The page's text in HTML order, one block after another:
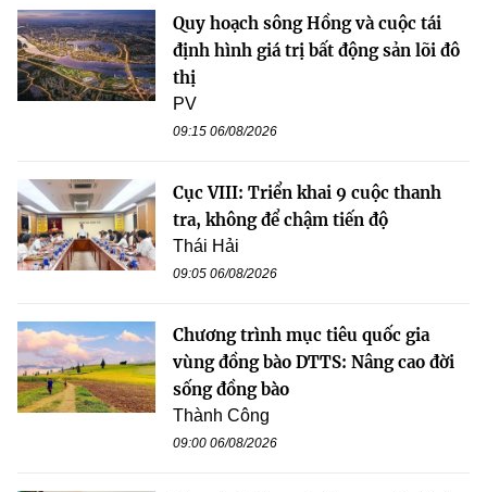
Quy hoạch sông Hồng và cuộc tái
định hình giá trị bất động sản lõi đô
thị
PV
09:15 06/08/2026
Cục VIII: Triển khai 9 cuộc thanh
tra, không để chậm tiến độ
Thái Hải
09:05 06/08/2026
Chương trình mục tiêu quốc gia
vùng đồng bào DTTS: Nâng cao đời
sống đồng bào
Thành Công
09:00 06/08/2026